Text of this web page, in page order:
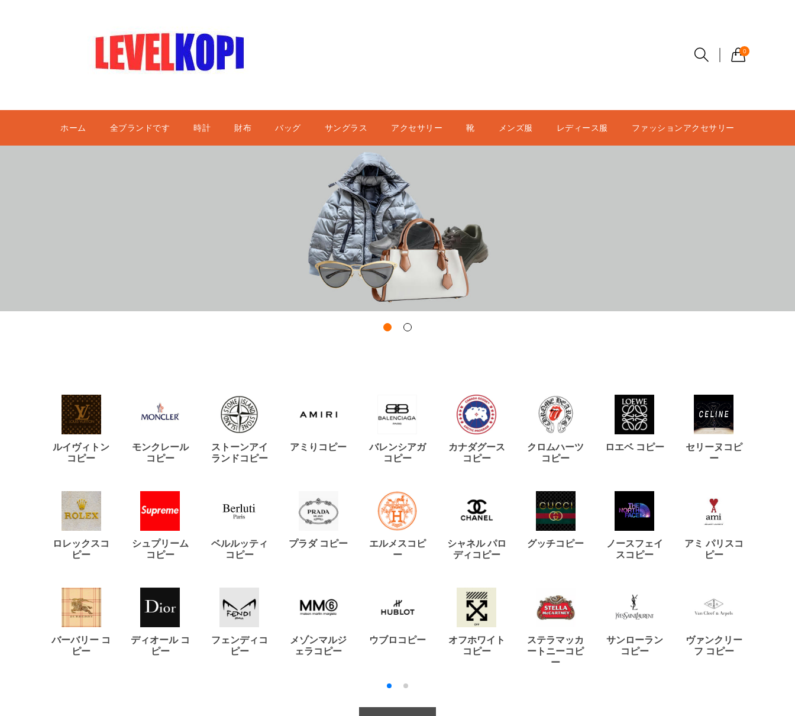
0
ホーム 全ブランドです 時計 財布 バッグ サングラス アクセサリー 靴 メンズ服 レディース服 ファッションアクセサリー
ルイヴィトン
コピー
モンクレール
コピー
ストーンアイ
ランドコピー
アミりコピー
バレンシアガ
コピー
カナダグース
コピー
クロムハーツ
コピー
ロエベ コピー
セリーヌコピ
ー
ロレックスコ
ピー
シュプリーム
コピー
ベルルッティ
コピー
プラダ コピー
エルメスコピ
ー
シャネル パロ
ディコピー
グッチコピー
ノースフェイ
スコピー
アミ パリスコ
ピー
バーバリー コ
ピー
ディオール コ
ピー
フェンディコ
ピー
メゾンマルジ
ェラコピー
ウブロコピー
オフホワイト
コピー
ステラマッカ
ートニーコピ
ー
サンローラン
コピー
ヴァンクリー
フ コピー